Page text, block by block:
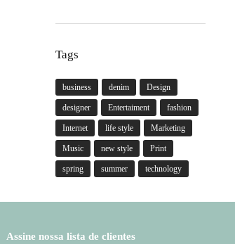
Tags
business denim Design
designer Entertaiment fashion
Internet life style Marketing
Music new style Print
spring summer technology
Assine nossa lista de clientes